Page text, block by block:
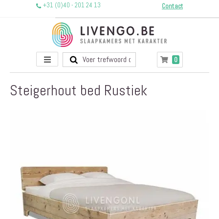
+31 (0)40 - 201 24 13 Contact
Toggle
Nav
Winkelwagen
0producten
Steigerhout bed Rustiek
afbeeldingen-
gallerij